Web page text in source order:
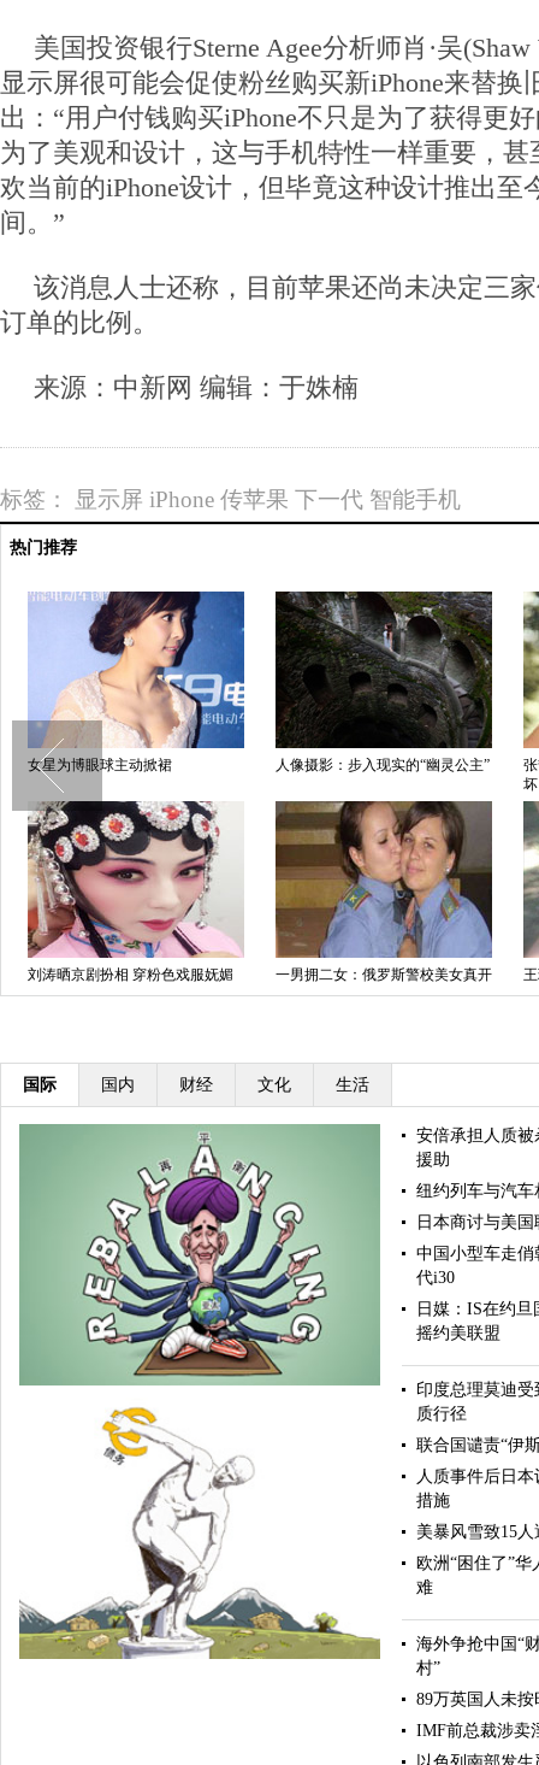
美国投资银行Sterne Agee分析师肖·吴
显示屏很可能会促使粉丝购买新iPhone来替换
出：“用户付钱购买iPhone不只是为了获得更
为了美观和设计，这与手机特性一样重要，
欢当前的iPhone设计，但毕竟这种设计推出至
间。”
该消息人士还称，目前苹果还尚未决定三
订单的比例。
来源：中新网 编辑：于姝楠
标签： 显示屏 iPhone 传苹果 下一代 智能手机
热门推荐
女星为博眼球主动掀裙 人像摄影：步入现实的“幽灵公主”
刘涛晒京剧扮相 穿粉色戏服妩媚
动人(图)
一男拥二女：俄罗斯警校美女真开
放
国际 国内 财经 文化 生活
亚太再平衡
安倍承担人质
援助
纽约列车与汽
日本商讨与美
中国小型车走
代i30
日媒：IS在约
摇约美联盟
印度总理莫迪
质行径
联合国谴责“伊
人质事件后日
措施
美暴风雪致15
欧洲“困住了”
难
海外争抢中国“
村”
89万英国人未
IMF前总裁涉卖